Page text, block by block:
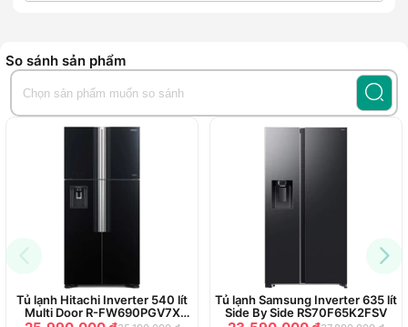
So sánh sản phẩm
Tủ lạnh Hitachi Inverter 540 lít
Multi Door R-FW690PGV7X
Tủ lạnh Samsung Inverter 635 lít
Side By Side RS70F65K2FSV